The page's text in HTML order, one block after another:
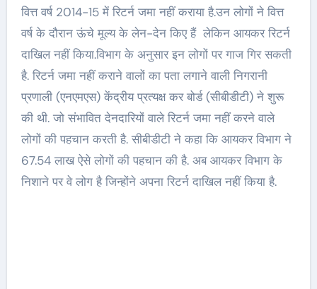
वित्त वर्ष 2014-15 में रिटर्न जमा नहीं कराया है.उन लोगों ने वित्त
वर्ष के दौरान ऊंचे मूल्य के लेन-देन किए हैं लेकिन आयकर रिटर्न
दाखिल नहीं किया.विभाग के अनुसार इन लोगों पर गाज गिर सकती
है. रिटर्न जमा नहीं कराने वालों का पता लगाने वाली निगरानी
प्रणाली (एनएमएस) केंद्रीय प्रत्यक्ष कर बोर्ड (सीबीडीटी) ने शुरू
की थी. जो संभावित देनदारियों वाले रिटर्न जमा नहीं करने वाले
लोगों की पहचान करती है. सीबीडीटी ने कहा कि आयकर विभाग ने
67.54 लाख ऐसे लोगों की पहचान की है. अब आयकर विभाग के
निशाने पर वे लोग है जिन्होंने अपना रिटर्न दाखिल नहीं किया है.